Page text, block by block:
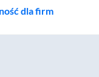
dla firm